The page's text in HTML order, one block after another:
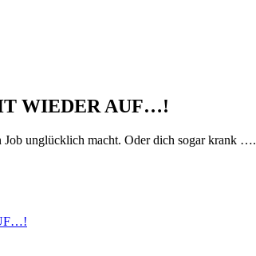
WIEDER AUF…!
Job unglücklich macht. Oder dich sogar krank ….